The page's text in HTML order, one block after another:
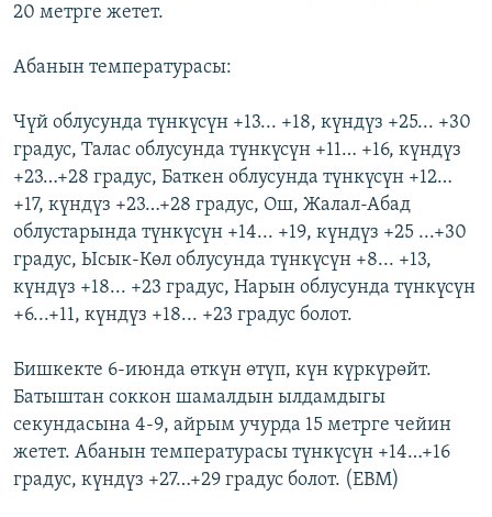
ЫҢГАЙСЫЗ СУРООЛОР
20 метрге жетет.
Абанын температурасы:
Чүй облусунда түнкүсүн +13... +18, күндүз +25... +30
градус, Талас облусунда түнкүсүн +11… +16, күндүз
+23…+28 градус, Баткен облусунда түнкүсүн +12…
+17, күндүз +23…+28 градус, Ош, Жалал-Абад
облустарында түнкүсүн +14... +19, күндүз +25 ...+30
градус, Ысык-Көл облусунда түнкүсүн +8... +13,
күндүз +18... +23 градус, Нарын облусунда түнкүсүн
+6...+11, күндүз +18... +23 градус болот.
Бишкекте 6-июнда өткүн өтүп, күн күркүрөйт.
Батыштан соккон шамалдын ылдамдыгы
секундасына 4-9, айрым учурда 15 метрге чейин
жетет. Абанын температурасы түнкүсүн +14…+16
градус, күндүз +27…+29 градус болот. (EBM)